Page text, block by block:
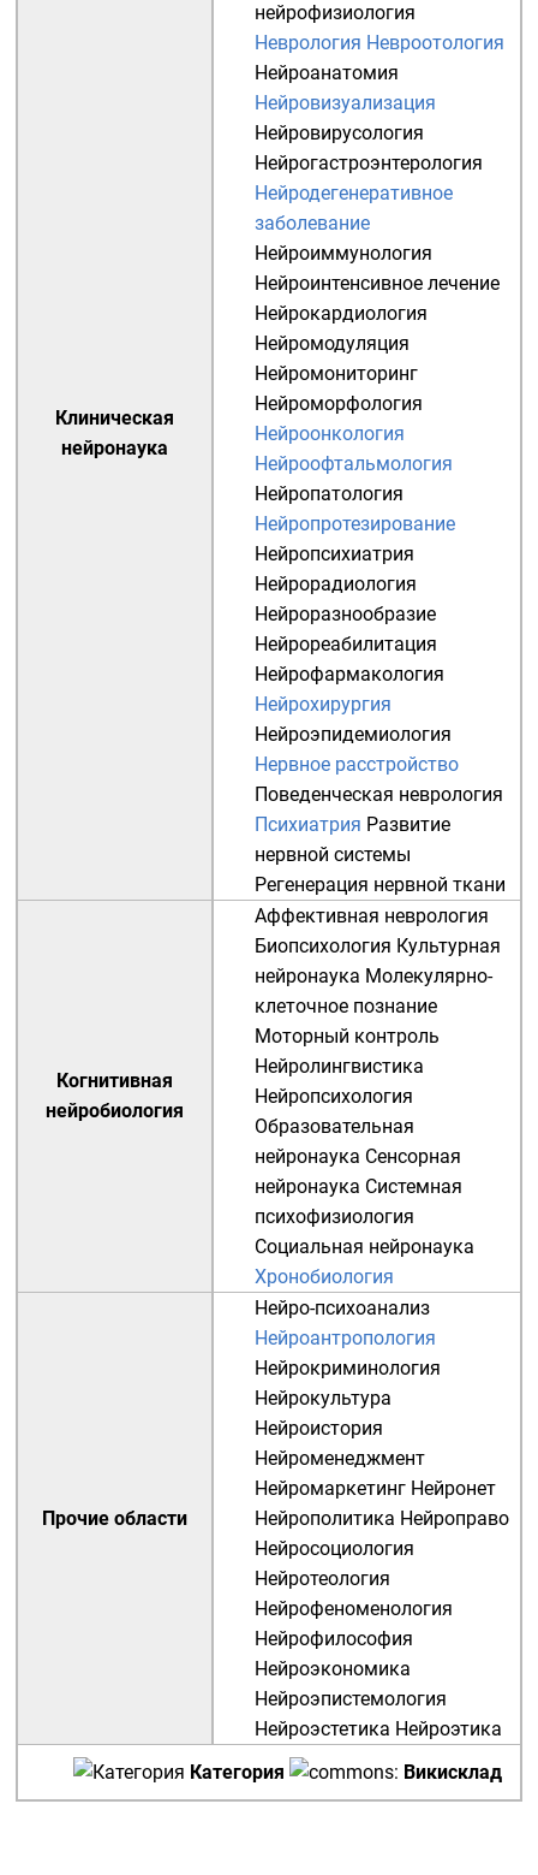
Клиническая
нейронаука
нейрофизиология
Неврология Невроотология
Нейроанатомия
Нейровизуализация
Нейровирусология
Нейрогастроэнтерология
Нейродегенеративное
заболевание
Нейроиммунология
Нейроинтенсивное лечение
Нейрокардиология
Нейромодуляция
Нейромониторинг
Нейроморфология
Нейроонкология
Нейроофтальмология
Нейропатология
Нейропротезирование
Нейропсихиатрия
Нейрорадиология
Нейроразнообразие
Нейрореабилитация
Нейрофармакология
Нейрохирургия
Нейроэпидемиология
Нервное расстройство
Поведенческая неврология
Психиатрия Развитие
нервной системы
Регенерация нервной ткани
Когнитивная
нейробиология
Аффективная неврология
Биопсихология Культурная
нейронаука Молекулярно-
клеточное познание
Моторный контроль
Нейролингвистика
Нейропсихология
Образовательная
нейронаука Сенсорная
нейронаука Системная
психофизиология
Социальная нейронаука
Хронобиология
Прочие области
Нейро-психоанализ
Нейроантропология
Нейрокриминология
Нейрокультура
Нейроистория
Нейроменеджмент
Нейромаркетинг Нейронет
Нейрополитика Нейроправо
Нейросоциология
Нейротеология
Нейрофеноменология
Нейрофилософия
Нейроэкономика
Нейроэпистемология
Нейроэстетика Нейроэтика
Категория
Викисклад